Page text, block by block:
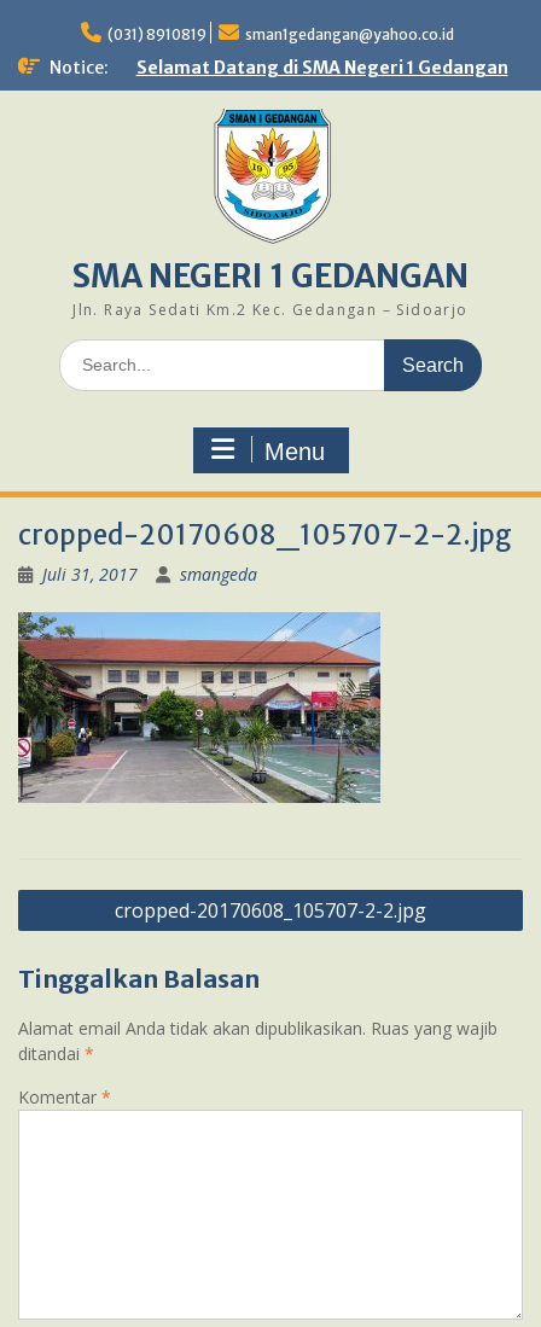
content
(031) 8910819 sman1gedangan@yahoo.co.id
Notice: Selamat Datang di SMA Negeri 1 Gedangan
SMA NEGERI 1 GEDANGAN
Jln. Raya Sedati Km.2 Kec. Gedangan – Sidoarjo
Search
for:
Menu
cropped-20170608_105707-2-2.jpg
Juli 31, 2017 smangeda
Navigasi
pos
cropped-20170608_105707-2-2.jpg
Tinggalkan Balasan
Alamat email Anda tidak akan dipublikasikan. Ruas yang wajib
ditandai *
Komentar *